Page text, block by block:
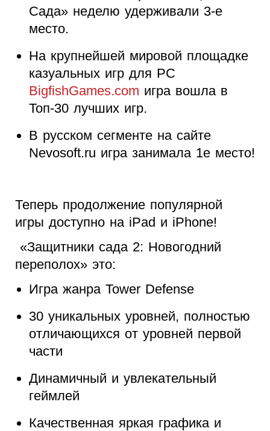
Сада» неделю удерживали 3-е
место.
На крупнейшей мировой площадке
казуальных игр для PC
BigfishGames.com игра вошла в
Топ-30 лучших игр.
В русском сегменте на сайте
Nevosoft.ru игра занимала 1е место!
Теперь продолжение популярной
игры доступно на iPad и iPhone!
«Защитники сада 2: Новогодний
переполох» это:
Игра жанра Tower Defense
30 уникальных уровней, полностью
отличающихся от уровней первой
части
Динамичный и увлекательный
геймлей
Качественная яркая графика и